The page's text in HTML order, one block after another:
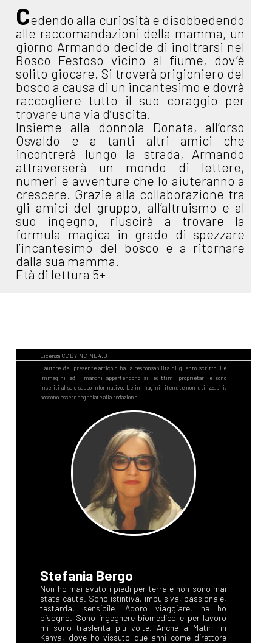
Cedendo alla curiosità e disobbedendo
alle raccomandazioni della mamma, un
giorno Armando decide di inoltrarsi nel
Bosco Festoso vicino al fiume, dov’è
solito giocare. Si troverà prigioniero del
bosco a causa di un incantesimo e dovrà
raccogliere tutto il suo coraggio per
trovare una via d’uscita.
Insieme alla donnola Donata, all’orso
Osvaldo e a tanti altri amici che
incontrerà lungo la strada, Armando
attraverserà un mondo di lettere,
numeri e avventure che lo aiuteranno a
crescere. Grazie alla collaborazione tra
gli amici del gruppo, all’altruismo e al
suo ingegno, riuscirà a trovare la
formula magica in grado di spezzare
l’incantesimo del bosco e a ritornare
dalla sua mamma.
Età di lettura 5+
Stefania Bergo